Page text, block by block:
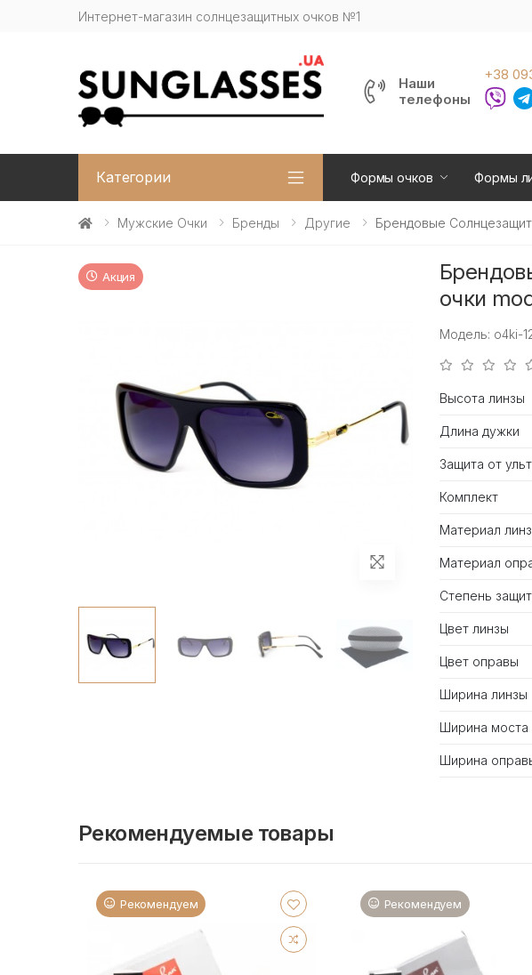
Интернет-магазин солнцезащитных очков №1
Наши
телефоны
+38
Категории Формы очков Формы
Мужские Очки Бренды Другие Брендовые
Акция
очки
Модель: o4ki-
Высота линзы
Длина дужки
Защита от
Комплект
Материал
Материал
Степень
Цвет линзы
Цвет оправы
Ширина линзы
Ширина моста
Ширина
Рекомендуемые товары
Рекомендуем Рекомендуем